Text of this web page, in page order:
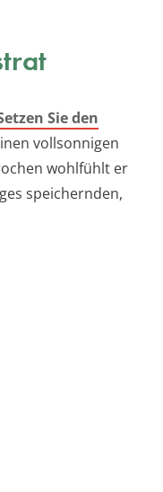
Sie den
vollsonnigen
wohlfühlt er
speichernden,